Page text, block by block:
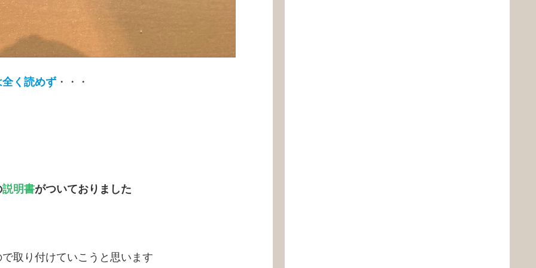
く 読めず ・・・
説明書がついておりました
取り付けていこうと思います